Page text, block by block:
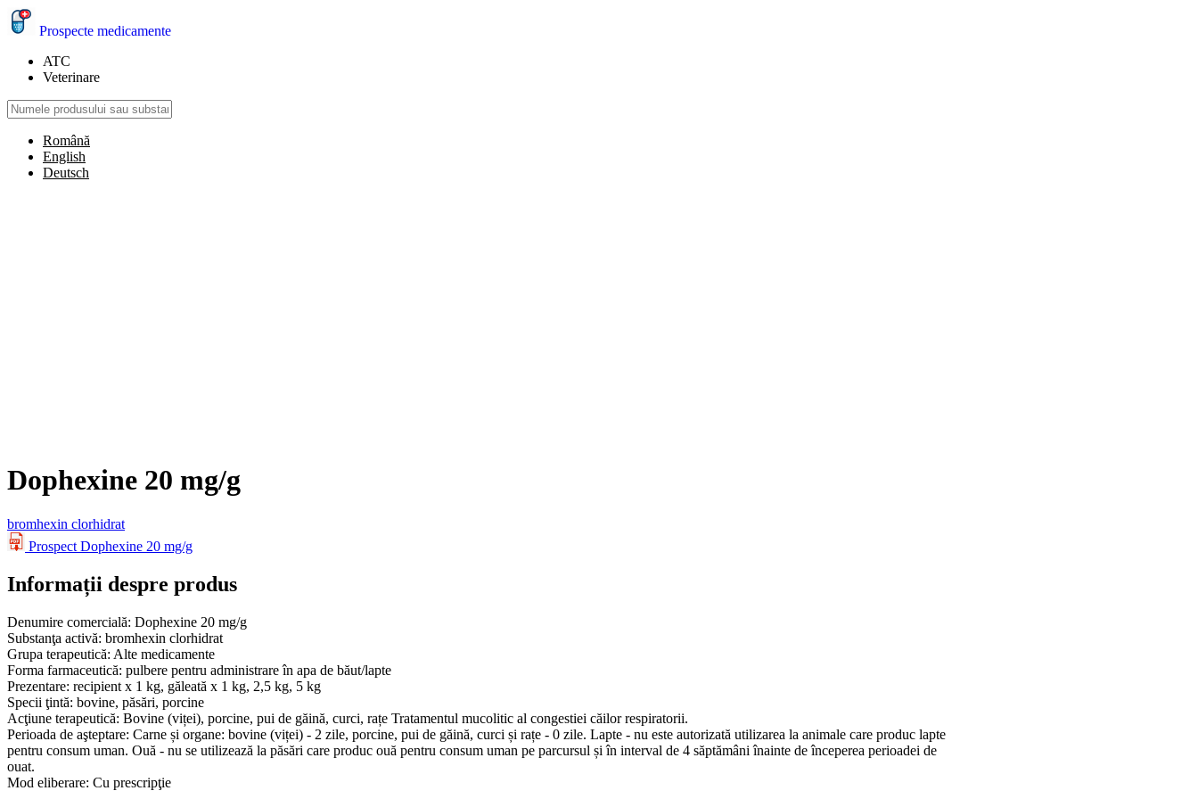
Prospecte medicamente
ATC
Veterinare
Română
English
Deutsch
Dophexine 20 mg/g
bromhexin clorhidrat
Prospect Dophexine 20 mg/g
Informații despre produs
Denumire comercială: Dophexine 20 mg/g
Substanţa activă: bromhexin clorhidrat
Grupa terapeutică: Alte medicamente
Forma farmaceutică: pulbere pentru administrare în apa de băut/lapte
Prezentare: recipient x 1 kg, găleată x 1 kg, 2,5 kg, 5 kg
Specii ţintă: bovine, păsări, porcine
Acţiune terapeutică: Bovine (viței), porcine, pui de găină, curci, rațe Tratamentul mucolitic al congestiei căilor respiratorii.
Perioada de aşteptare: Carne și organe: bovine (viței) - 2 zile, porcine, pui de găină, curci și rațe - 0 zile. Lapte - nu este autorizată utilizarea la animale care produc lapte
pentru consum uman. Ouă - nu se utilizează la păsări care produc ouă pentru consum uman pe parcursul și în interval de 4 săptămâni înainte de începerea perioadei de
ouat.
Mod eliberare: Cu prescripţie